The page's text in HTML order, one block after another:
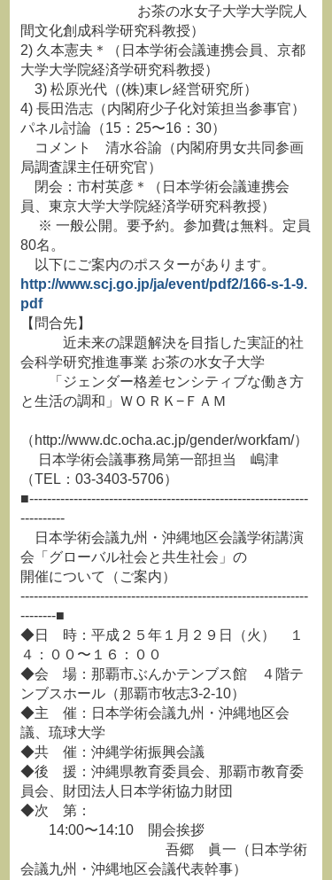
お茶の水女子大学大学院人
間文化創成科学研究科教授）
2) 久本憲夫＊（日本学術会議連携会員、京都
大学大学院経済学研究科教授）
3) 松原光代（(株)東レ経営研究所）
4) 長田浩志（内閣府少子化対策担当参事官）
パネル討論（15：25〜16：30）
コメント 清水谷諭（内閣府男女共同参画
局調査課主任研究官）
閉会：市村英彦＊（日本学術会議連携会
員、東京大学大学院経済学研究科教授）
※ 一般公開。要予約。参加費は無料。定員
80名。
以下にご案内のポスターがあります。
http://www.scj.go.jp/ja/event/pdf2/166-s-1-9.
pdf
【問合先】
近未来の課題解決を目指した実証的社
会科学研究推進事業 お茶の水女子大学
「ジェンダー格差センシティブな働き方
と生活の調和」ＷＯＲＫ−ＦＡＭ
（http://www.dc.ocha.ac.jp/gender/workfam/）
日本学術会議事務局第一部担当 嶋津
（TEL：03-3403-5706）
■---------------------------------------------------------------
----------
日本学術会議九州・沖縄地区会議学術講演
会「グローバル社会と共生社会」の
開催について（ご案内）
-----------------------------------------------------------------
--------■
◆日 時：平成２５年１月２９日（火） １
４：００〜１６：００
◆会 場：那覇市ぶんかテンブス館 ４階テ
ンブスホール（那覇市牧志3-2-10）
◆主 催：日本学術会議九州・沖縄地区会
議、琉球大学
◆共 催：沖縄学術振興会議
◆後 援：沖縄県教育委員会、那覇市教育委
員会、財団法人日本学術協力財団
◆次 第：
14:00〜14:10 開会挨拶
吾郷 眞一（日本学術
会議九州・沖縄地区会議代表幹事）